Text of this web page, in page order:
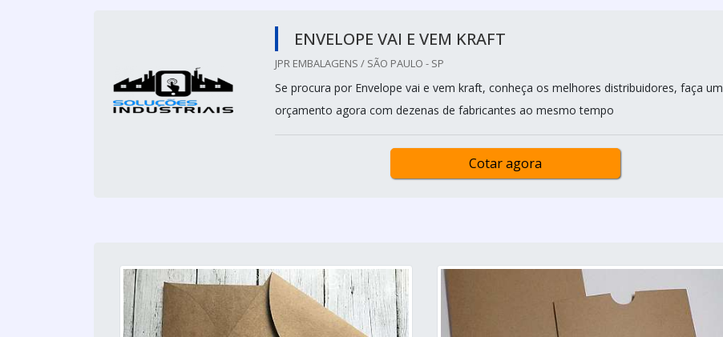
ENVELOPE VAI E VEM KRAFT
JPR EMBALAGENS / SÃO PAULO - SP
Se procura por Envelope vai e vem kraft, conheça os melhores distribuidores, faça um
orçamento agora com dezenas de fabricantes ao mesmo tempo
Cotar agora